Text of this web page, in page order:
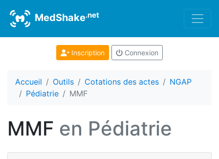
MedShake.net
Inscription Connexion
Accueil Outils Cotations des actes
NGAP
Pédiatrie
MMF
MMF en Pédiatrie